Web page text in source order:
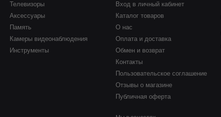
Телевизоры
Аксессуары
Память
Камеры видеонаблюдения
Инструменты
Вход в личный кабинет
Каталог товаров
О нас
Оплата и доставка
Обмен и возврат
Контакты
Пользовательское соглашение
Отзывы о магазине
Публичная оферта